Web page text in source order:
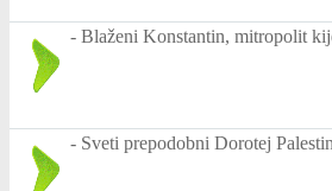
- Blaženi Konstantin, mitropolit
- Sveti prepodobni Dorotej